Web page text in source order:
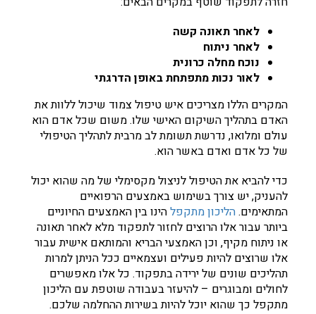
לאחר תאונה קשה
לאחר ניתוח
נוכח מחלה כרונית
לאור נכות מתפתחת באופן הדרגתי
המקרים הללו מצריכים איש טיפול צמוד שיכול ללוות את
האדם בתהליך השיקום האישי שלו. משום שכל אדם הוא
עולם ומלואו, נדרשת תשומת לב מרבית לתהליך הטיפולי
של כל אדם ואדם באשר הוא.
כדי להביא את הטיפול לניצול מקסימלי של מה שהוא יכול
להעניק, יש צורך בשימוש באמצעים הרפואיים
המתאימים.הליכון מתקפלהינו בין האמצעים החיוניים
ביותר עבור אלו הרוצים לחזור לתפקוד מלא לאחר תאונה
או ניתוח מקיף, וכן האמצעי הבריא והמותאם אישית עבור
אלו שרוצים להיות פעילים ועצמאיים ככל הניתן למרות
תהליכים שונים של ירידה בתפקוד. כל אלו מאפשרים
לחולים ומבוגרים – להיעזר בעבודה שוטפת עם הליכון
מתקפל כך שהוא יוכל להיות בשירות ההחלמה שלכם.